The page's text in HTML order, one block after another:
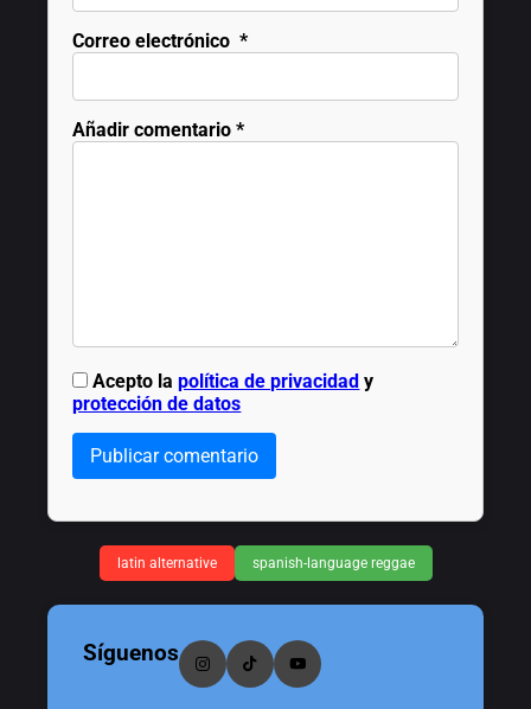
Correo electrónico *
Añadir comentario *
Acepto lapolítica de privacidad y
protección de datos
Publicar comentario
latin alternative spanish-language reggae
Síguenos